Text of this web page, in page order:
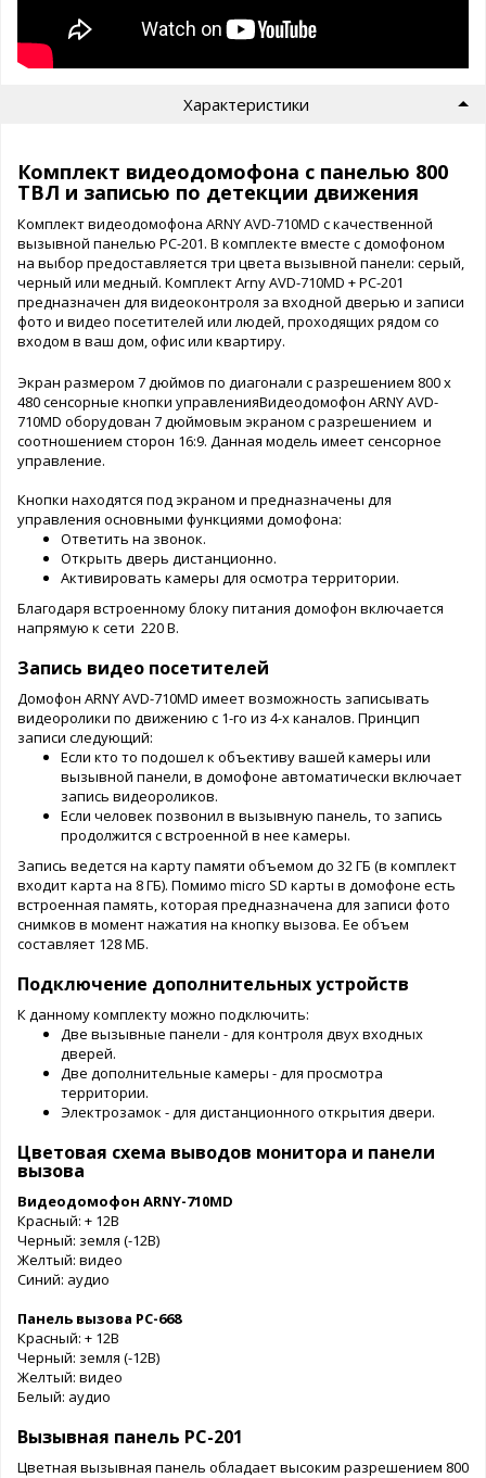
Характеристики
Комплект видеодомофона с панелью 800
ТВЛ и записью по детекции движения
Комплект видеодомофона ARNY AVD-710MD с качественной
вызывной панелью PC-201. В комплекте вместе с домофоном
на выбор предоставляется три цвета вызывной панели: серый,
черный или медный. Комплект Arny AVD-710MD + PC-201
предназначен для видеоконтроля за входной дверью и записи
фото и видео посетителей или людей, проходящих рядом со
входом в ваш дом, офис или квартиру.
Экран размером 7 дюймов по диагонали с разрешением 800 х
480 сенсорные кнопки управленияВидеодомофон ARNY AVD-
710MD оборудован 7 дюймовым экраном с разрешением и
соотношением сторон 16:9. Данная модель имеет сенсорное
управление.
Кнопки находятся под экраном и предназначены для
управления основными функциями домофона:
Ответить на звонок.
Открыть дверь дистанционно.
Активировать камеры для осмотра территории.
Благодаря встроенному блоку питания домофон включается
напрямую к сети 220 В.
Запись видео посетителей
Домофон ARNY AVD-710MD имеет возможность записывать
видеоролики по движению с 1-го из 4-х каналов. Принцип
записи следующий:
Если кто то подошел к объективу вашей камеры или
вызывной панели, в домофоне автоматически включает
запись видеороликов.
Если человек позвонил в вызывную панель, то запись
продолжится с встроенной в нее камеры.
Запись ведется на карту памяти объемом до 32 ГБ (в комплект
входит карта на 8 ГБ). Помимо micro SD карты в домофоне есть
встроенная память, которая предназначена для записи фото
снимков в момент нажатия на кнопку вызова. Ее объем
составляет 128 МБ.
Подключение дополнительных устройств
К данному комплекту можно подключить:
Две вызывные панели - для контроля двух входных
дверей.
Две дополнительные камеры - для просмотра
территории.
Электрозамок - для дистанционного открытия двери.
Цветовая схема выводов монитора и панели
вызова
Видеодомофон ARNY-710MD
Красный: + 12В
Черный: земля (-12В)
Желтый: видео
Синий: аудио
Панель вызова PC-668
Красный: + 12В
Черный: земля (-12В)
Желтый: видео
Белый: аудио
Вызывная панель PC-201
Цветная вызывная панель обладает высоким разрешением 800